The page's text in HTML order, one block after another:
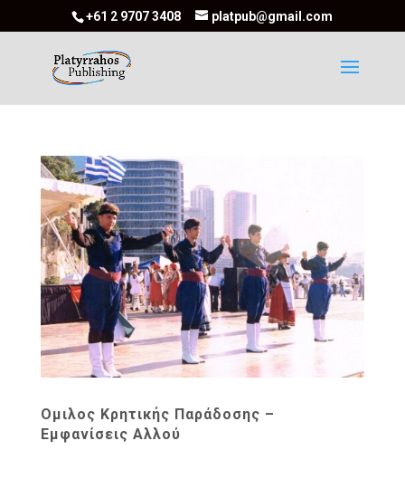
+61 2 9707 3408 platpub@gmail.com
Ομιλος Κρητικής Παράδοσης –
Εμφανίσεις Αλλού